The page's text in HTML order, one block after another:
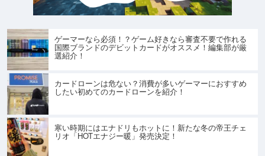
ゲーマーなら必須！？ゲーム好きなら審査不要で作れる
国際ブランドのデビットカードがオススメ！編集部が厳
選紹介！
カードローンは危ない？消費が多いゲーマーにおすすめ
したい初めてのカードローンを紹介！
寒い時期にはエナドリもホットに！新たな冬の帝王チェ
リオ「HOTエナジー暖」発売決定！